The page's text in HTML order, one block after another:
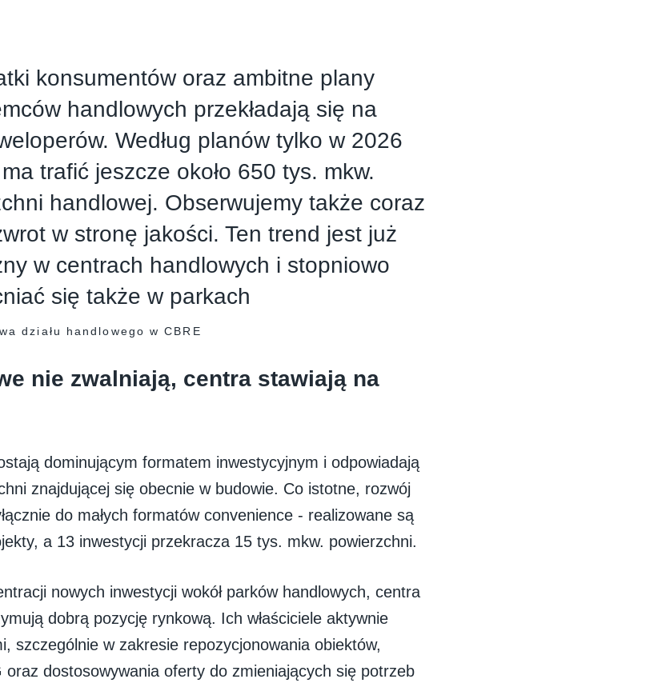
konsumentów oraz ambitne plany
handlowych przekładają się na
Według planów tylko w 2026
trafić jeszcze około 650 tys. mkw.
handlowej. Obserwujemy także coraz
w stronę jakości. Ten trend jest już
w centrach handlowych i stopniowo
się także w parkach
działu handlowego w CBRE
nie zwalniają, centra stawiają na
dominującym formatem inwestycyjnym i odpowiadają
znajdującej się obecnie w budowie. Co istotne, rozwój
do małych formatów convenience - realizowane są
a 13 inwestycji przekracza 15 tys. mkw. powierzchni.
nowych inwestycji wokół parków handlowych, centra
dobrą pozycję rynkową. Ich właściciele aktywnie
szczególnie w zakresie repozycjonowania obiektów,
oraz dostosowywania oferty do zmieniających się potrzeb